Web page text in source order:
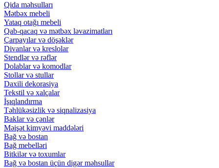
Qida məhsulları
Mətbəx mebeli
Yataq otağı mebeli
Qab-qacaq və mətbəx ləvazimatları
Çarpayılar və döşəklər
Divanlar və kreslolar
Stendlər və rəflər
Dolablar və komodlar
Stollar və stullar
Daxili dekorasiya
Tekstil və xalçalar
İşıqlandırma
Təhlükəsizlik və siqnalizasiya
Baklar və çənlər
Məişət kimyəvi maddələri
Bağ və bostan
Bağ mebelləri
Bitkilər və toxumlar
Bağ və bostan üçün digər məhsullar